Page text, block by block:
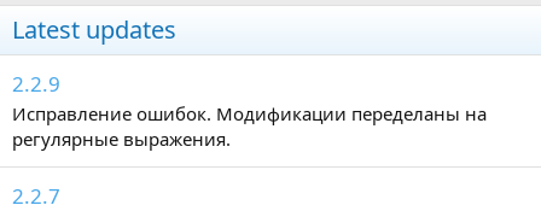
Latest updates
2.2.9
Исправление ошибок. Модификации переделаны на
регулярные выражения.
2.2.7